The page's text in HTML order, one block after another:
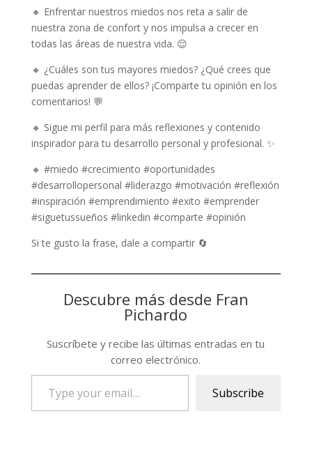
🔸 Enfrentar nuestros miedos nos reta a salir de
nuestra zona de confort y nos impulsa a crecer en
todas las áreas de nuestra vida. 😌
🔸 ¿Cuáles son tus mayores miedos? ¿Qué crees que
puedas aprender de ellos? ¡Comparte tu opinión en los
comentarios! 💬
🔸 Sigue mi perfil para más reflexiones y contenido
inspirador para tu desarrollo personal y profesional. ✨
🔸 #miedo #crecimiento #oportunidades
#desarrollopersonal #liderazgo #motivación #reflexión
#inspiración #emprendimiento #exito #emprender
#siguetussueños #linkedin #comparte #opinión
Si te gusto la frase, dale a compartir 🔄
Descubre más desde Fran
Pichardo
Suscríbete y recibe las últimas entradas en tu
correo electrónico.
email…
Subscribe